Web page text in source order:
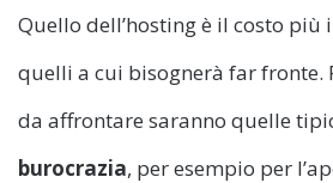
Quello dell’hosting è il costo
quelli a cui bisognerà far fronte.
da affrontare saranno quelle
burocrazia, per esempio per